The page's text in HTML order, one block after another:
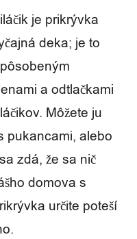
je prikrývka
deka; je to
a odtlačkami
Môžete ju
pukancami, alebo
zdá, že sa nič
domova s
určite poteší